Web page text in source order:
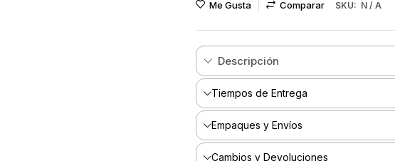
Me Gusta Comparar SKU: N / A
Descripción
Tiempos de Entrega
Empaques y Envíos
Cambios y Devoluciones